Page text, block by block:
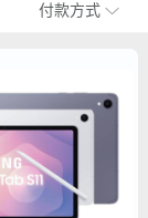
付款方式